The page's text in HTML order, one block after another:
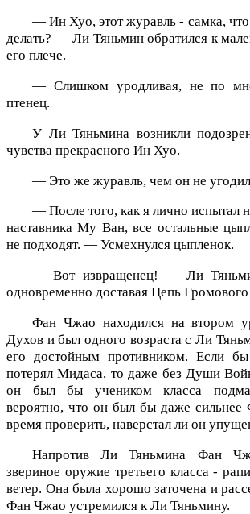
— Ин Хуо, этот журавль - самка,
делать? — Ли Тяньмин обратился к
его плече.
— Слишком уродливая, не по
птенец.
У Ли Тяньмина возникли
чувства прекрасного Ин Хуо.
— Это же журавль, чем он не угодил
— После того, как я лично испытал
наставника Му Ван, все остальные
не подходят. — Усмехнулся цыпленок.
— Вот извращенец! — Ли
одновременно доставая Цепь
Фан Чжао находился на втором
Духов и был одного возраста с Ли
его достойным противником. Если
потерял Мидаса, то даже без Души
он был бы учеником класса
вероятно, что он был бы даже
время проверить, наверстал ли он
Напротив Ли Тяньмина Фан
звериное оружие третьего класса -
ветер. Она была хорошо заточена и
Фан Чжао устремился к Ли Тяньмину.